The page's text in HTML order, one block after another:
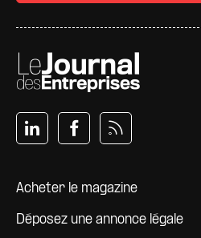
Pied de page
Acheter le magazine
Déposez une annonce légale